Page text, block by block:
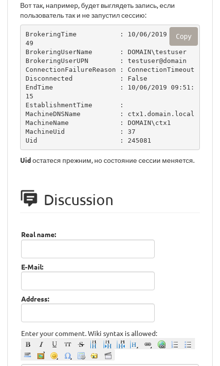
Вот так, например, будет выглядеть запись, если
пользователь так и не запустил сессию:
BrokeringTime           : 10/06/2019 09:47:
49
BrokeringUserName       : DOMAIN\testuser
BrokeringUserUPN        : testuser@domain
ConnectionFailureReason : ConnectionTimeout
Disconnected            : False
EndTime                 : 10/06/2019 09:51:
15
EstablishmentTime       :
MachineDNSName          : ctx1.domain.local
MachineName             : DOMAIN\ctx1
MachineUid              : 37
Uid                     : 245081
Copy
Uidостатеся прежним, но состояние сессии меняется.
Discussion
Real name:
E-Mail:
Address:
Enter your comment. Wiki syntax is allowed: